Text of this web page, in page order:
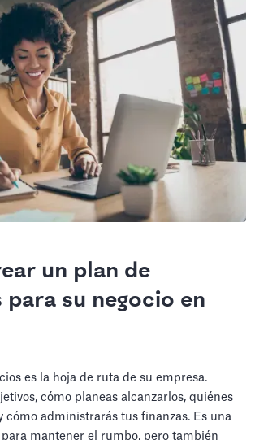
un plan de
para su negocio en
es la hoja de ruta de su empresa.
cómo planeas alcanzarlos, quiénes
cómo administrarás tus finanzas. Es una
mantener el rumbo, pero también